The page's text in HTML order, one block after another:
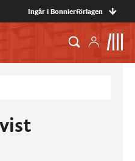
Ingår i Bonnierförlagen